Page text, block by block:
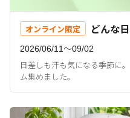
オンライン限定 どんな
2026/06/11〜09/02
日差しも汗も気になる季節に
ム集めました。